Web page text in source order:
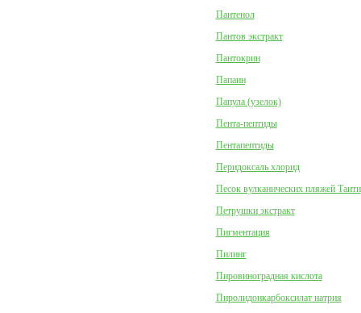
Пантенол
Пантов экстракт
Пантокрин
Папаин
Папула (узелок)
Пента-пептиды
Пентапептиды
Перидоксаль хлорид
Песок вулканических пляжей Таити
Петрушки экстракт
Пигментация
Пилинг
Пировиноградная кислота
Пиролидонкарбоксилат натрия